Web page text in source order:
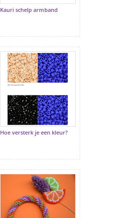
Kauri schelp armband
Hoe versterk je een kleur?